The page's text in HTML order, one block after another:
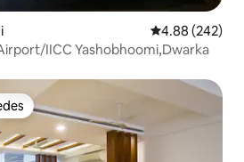
Calificación
4.88 (242)
IICC Yashobhoomi,Dwarka